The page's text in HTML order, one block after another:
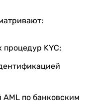
KYC;
по банковским